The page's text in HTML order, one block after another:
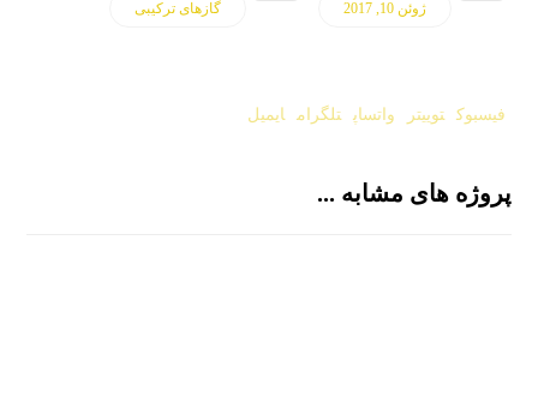
ژوئن 10, 2017 گازهای ترکیبی
فیسبوک توییتر واتساپ تلگرام ایمیل
پروژه های مشابه ...